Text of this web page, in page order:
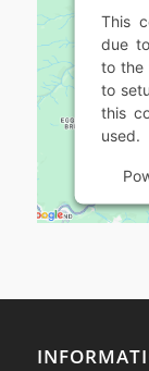
This
due
to the
to
this
used.